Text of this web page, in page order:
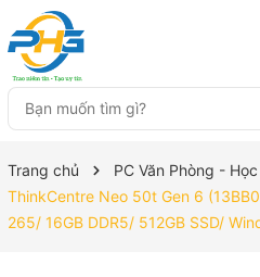
Trang chủ PC Văn Phòng -
ThinkCentre Neo 50t Gen 6
265/ 16GB DDR5/ 512GB SSD/